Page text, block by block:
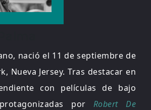
nació el 11 de septiembre de
Nueva Jersey. Tras destacar en
con películas de bajo
por Robert De